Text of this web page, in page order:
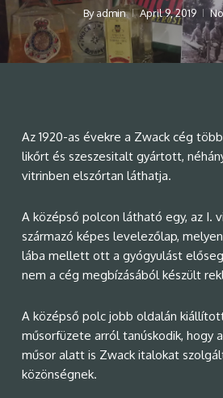
By admin April 9, 2019
Az 1920-as évekre a Zwack cég
likőrt és szeszesitalt gyártott,
vitrinben elszórtan láthatja.
A középső polcon látható egy, az I.
származó képes levelezőlap,
lába mellett ott a gyógyulást
nem a cég megbízásából készült
A középső polc jobb oldalán
műsorfüzete arról tanúskodik, hogy
műsor alatt is Zwack italokat
közönségnek.